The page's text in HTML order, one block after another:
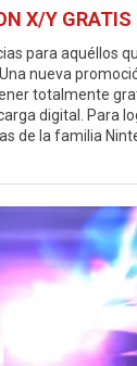
X/Y GRATIS
para aquéllos
nueva
totalmente
digital. Para
de la familia